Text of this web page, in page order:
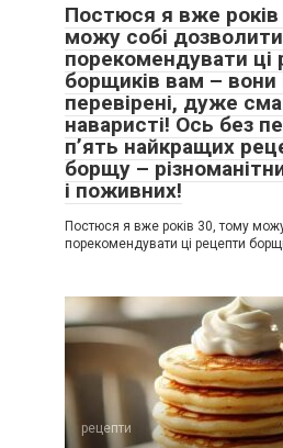
Постюся я вже
можу собі дозволити
порекомендувати ці
борщиків вам – вони
перевірені, дуже
наваристі! Ось без
п’ять найкращих
борщу –
і поживних!
Постюся я вже років 30, тому
порекомендувати ці рецепти
рецепти